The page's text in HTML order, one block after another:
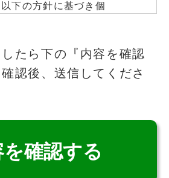
下の方針に基づき個
の取得
。
空のままにしてください
たら下の『内容を確認
認後、送信してくださ